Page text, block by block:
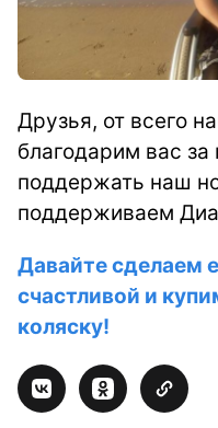
Друзья, от всего
благодарим вас
поддержать наш
поддерживаем
Давайте сделаем
счастливой и
коляску!